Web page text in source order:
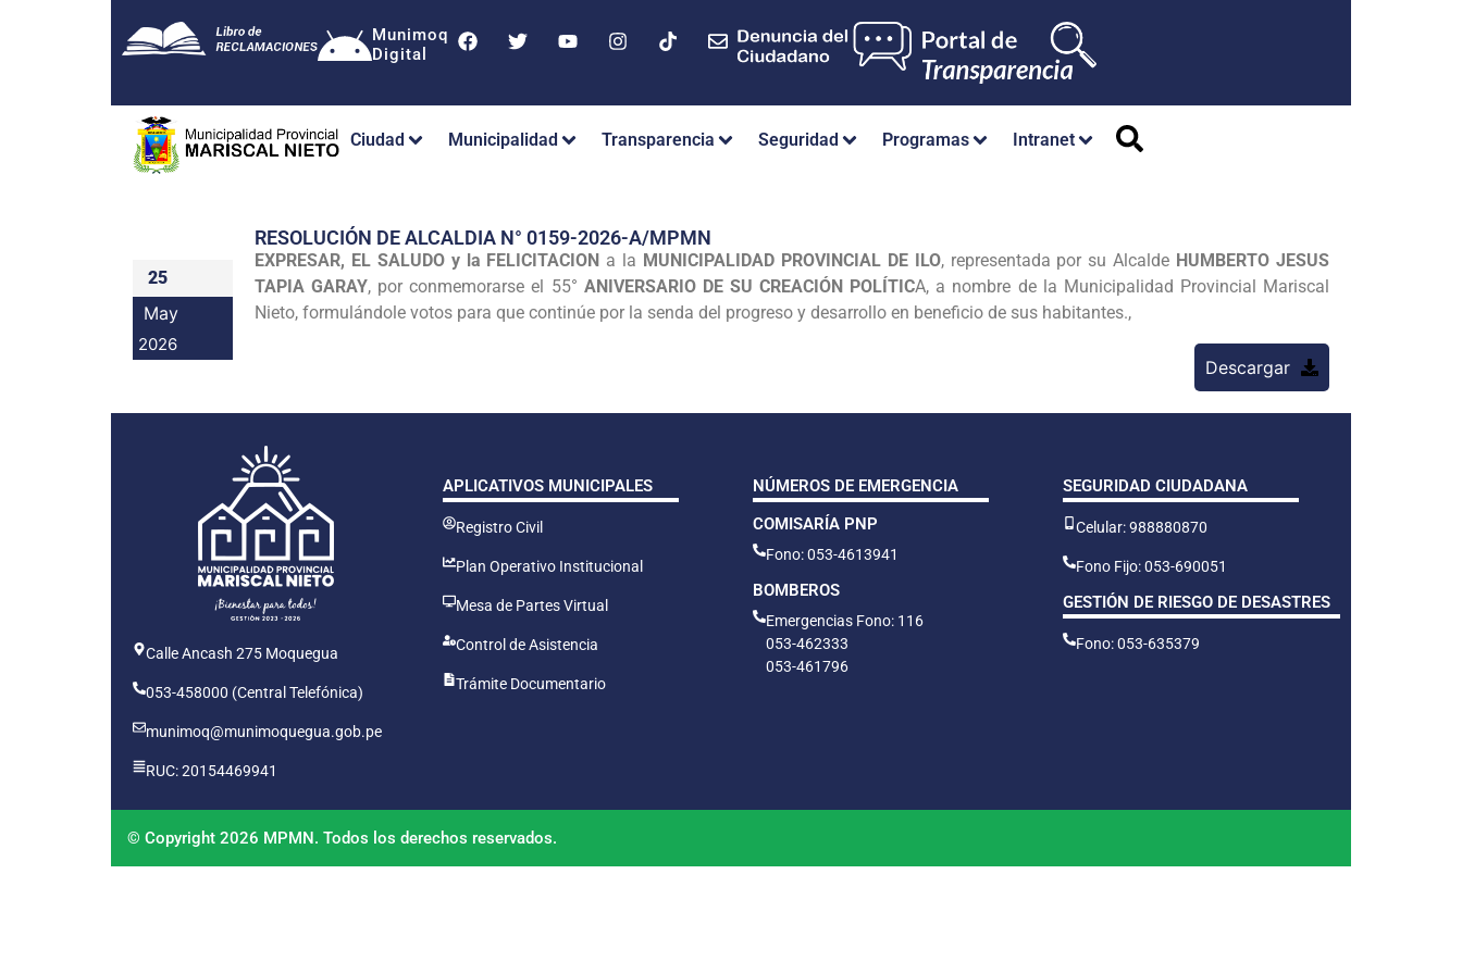
Munimoq
Digital
Ciudad Municipalidad Transparencia Seguridad Programas Intranet
25
May
2026
RESOLUCIÓN DE ALCALDIA N° 0159-2026-A/MPMN
EXPRESAR, EL SALUDO y la FELICITACION a la MUNICIPALIDAD PROVINCIAL DE ILO, representada por su Alcalde HUMBERTO JESUS
TAPIA GARAY, por conmemorarse el 55° ANIVERSARIO DE SU CREACIÓN POLÍTICA, a nombre de la Municipalidad Provincial Mariscal
Nieto, formulándole votos para que continúe por la senda del progreso y desarrollo en beneficio de sus habitantes.,
Descargar
Calle Ancash 275 Moquegua
053-458000 (Central Telefónica)
munimoq@munimoquegua.gob.pe
RUC: 20154469941
APLICATIVOS MUNICIPALES
Registro Civil
Plan Operativo Institucional
Mesa de Partes Virtual
Control de Asistencia
Trámite Documentario
NÚMEROS DE EMERGENCIA
COMISARÍA PNP
Fono: 053-4613941
BOMBEROS
Emergencias Fono: 116
053-462333
053-461796
SEGURIDAD CIUDADANA
Celular: 988880870
Fono Fijo: 053-690051
GESTIÓN DE RIESGO DE DESASTRES
Fono: 053-635379
© Copyright 2026 MPMN. Todos los derechos reservados.